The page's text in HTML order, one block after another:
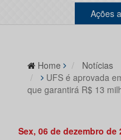
Ações
Home
Notícias
UFS é aprovada
que garantirá R$ 13
Sex, 06 de dezembro de